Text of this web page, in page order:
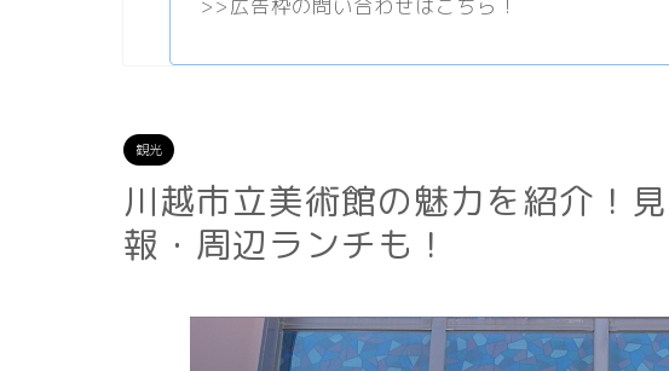
>>広告枠の問い合わせはこちら！
観光
川越市立美術館の魅力を紹介！
報・周辺ランチも！